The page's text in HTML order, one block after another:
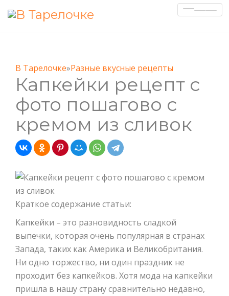
В Тарелочке»Разные вкусные рецепты
Капкейки рецепт с
фото пошагово с
кремом из сливок
Краткое содержание статьи:
Капкейки – это разновидность сладкой
выпечки, которая очень популярная в странах
Запада, таких как Америка и Великобритания.
Ни одно торжество, ни один праздник не
проходит без капкейков. Хотя мода на капкейки
пришла в нашу страну сравнительно недавно,